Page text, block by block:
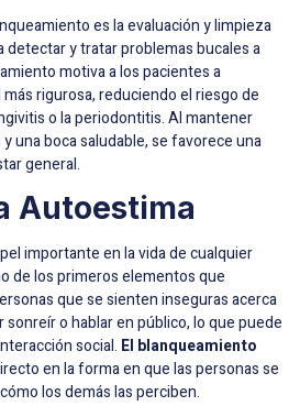
es la evaluación y limpieza
detectar y tratar problemas bucales a
motiva a los pacientes a
rigurosa, reduciendo el riesgo de
o la periodontitis. Al mantener
una boca saludable, se favorece una
general.
Autoestima
importante en la vida de cualquier
de los primeros elementos que
que se sienten inseguras acerca
o hablar en público, lo que puede
social. El blanqueamiento
en la forma en que las personas se
los demás las perciben.